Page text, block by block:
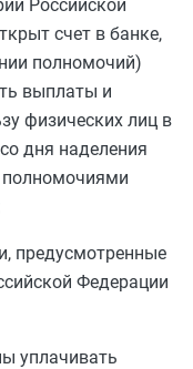
Российской
счет в банке,
полномочий)
выплаты и
физических лиц в
дня наделения
предусмотренные
Федерации
уплачивать